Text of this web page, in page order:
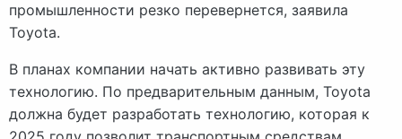
промышленности резко перевернется, заявила
Toyota.
В планах компании начать активно развивать эту
технологию. По предварительным данным, Toyota
должна будет разработать технологию, которая к